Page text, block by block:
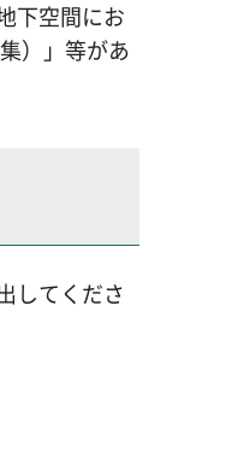
下空間にお
）」等があ
してくださ